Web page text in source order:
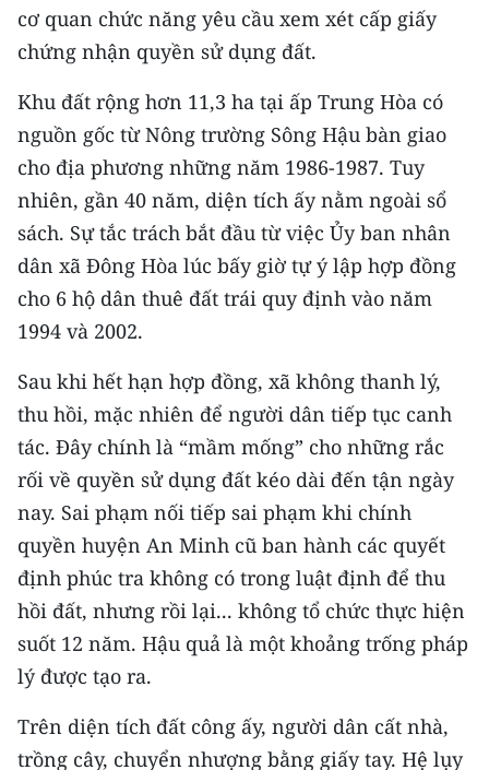
E-Magazine
Video
Media Chính trị
Media Kinh tế
Media Văn hóa
Media Xã hội
Media Pháp luật
Media Thế giới
Media Thể thao
Media Giáo dục
Media Y tế
Media Khoa học - Công nghệ
Media Môi trường
Infographic
cơ quan chức năng yêu cầu xem xét cấp giấy
chứng nhận quyền sử dụng đất.
Khu đất rộng hơn 11,3 ha tại ấp Trung Hòa có
nguồn gốc từ Nông trường Sông Hậu bàn giao
cho địa phương những năm 1986-1987. Tuy
nhiên, gần 40 năm, diện tích ấy nằm ngoài sổ
sách. Sự tắc trách bắt đầu từ việc Ủy ban nhân
dân xã Đông Hòa lúc bấy giờ tự ý lập hợp đồng
cho 6 hộ dân thuê đất trái quy định vào năm
1994 và 2002.
Sau khi hết hạn hợp đồng, xã không thanh lý,
thu hồi, mặc nhiên để người dân tiếp tục canh
tác. Đây chính là “mầm mống” cho những rắc
rối về quyền sử dụng đất kéo dài đến tận ngày
nay. Sai phạm nối tiếp sai phạm khi chính
quyền huyện An Minh cũ ban hành các quyết
định phúc tra không có trong luật định để thu
hồi đất, nhưng rồi lại... không tổ chức thực hiện
suốt 12 năm. Hậu quả là một khoảng trống pháp
lý được tạo ra.
Trên diện tích đất công ấy, người dân cất nhà,
trồng cây, chuyển nhượng bằng giấy tay. Hệ lụy